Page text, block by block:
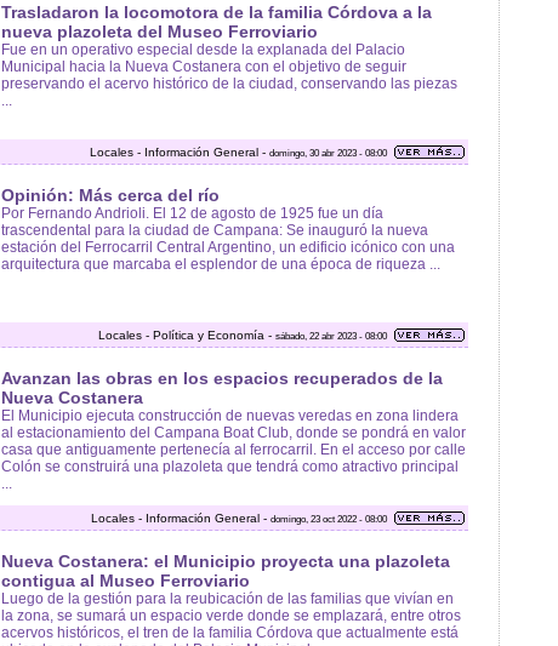
Trasladaron la locomotora de la familia Córdova a la
nueva plazoleta del Museo Ferroviario
Fue en un operativo especial desde la explanada del Palacio
Municipal hacia la Nueva Costanera con el objetivo de seguir
preservando el acervo histórico de la ciudad, conservando las piezas
...
Locales - Información General - domingo, 30 abr 2023 - 08:00
Opinión: Más cerca del río
Por Fernando Andrioli. El 12 de agosto de 1925 fue un día
trascendental para la ciudad de Campana: Se inauguró la nueva
estación del Ferrocarril Central Argentino, un edificio icónico con una
arquitectura que marcaba el esplendor de una época de riqueza ...
Locales - Política y Economía - sábado, 22 abr 2023 - 08:00
Avanzan las obras en los espacios recuperados de la
Nueva Costanera
El Municipio ejecuta construcción de nuevas veredas en zona lindera
al estacionamiento del Campana Boat Club, donde se pondrá en valor
casa que antiguamente pertenecía al ferrocarril. En el acceso por calle
Colón se construirá una plazoleta que tendrá como atractivo principal
...
Locales - Información General - domingo, 23 oct 2022 - 08:00
Nueva Costanera: el Municipio proyecta una plazoleta
contigua al Museo Ferroviario
Luego de la gestión para la reubicación de las familias que vivían en
la zona, se sumará un espacio verde donde se emplazará, entre otros
acervos históricos, el tren de la familia Córdova que actualmente está